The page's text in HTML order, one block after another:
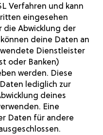
Verfahren und kann
eingesehen
die Abwicklung der
deine Daten an
Dienstleister
oder Banken)
werden. Diese
lediglich zur
deines
Eine
Daten für andere